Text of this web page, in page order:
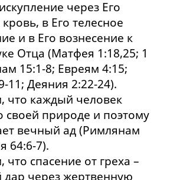
через Его
в Его телесное
и в Его вознесение к
Отца (Матфея 1:18,25; 1
15:1-8; Евреям 4:15;
11; Деяния 2:22-24).
что каждый человек
своей природе и поэтому
вечный ад (Римлянам
64:6-7).
спасение от греха –
дар через жертвенную